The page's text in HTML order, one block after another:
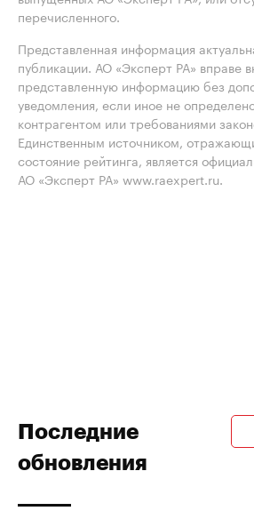
перечисленного.
Представленная информация
публикации. АО «Эксперт РА» вправе
представленную информацию без
уведомления, если иное не
контрагентом или требованиями
Единственным источником,
состояние рейтинга, является
АО «Эксперт РА» www.raexpert.ru.
Последние
обновления